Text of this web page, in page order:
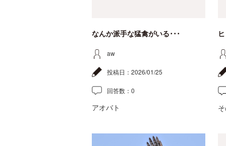
なんか派手な猛禽がいる･･･
aw
投稿日： 2026/01/25
回答数： 0
アオバト